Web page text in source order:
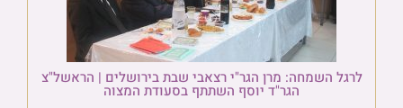
לרגל השמחה: מרן הגר"י רצאבי שבת בירושלים | הראשל"צ
הגר"ד יוסף השתתף בסעודת המצוה